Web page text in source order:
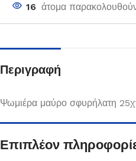
16 άτομα
Περιγραφή
Ψωμιέρα μαύρο σφυρήλατη
Επιπλέον